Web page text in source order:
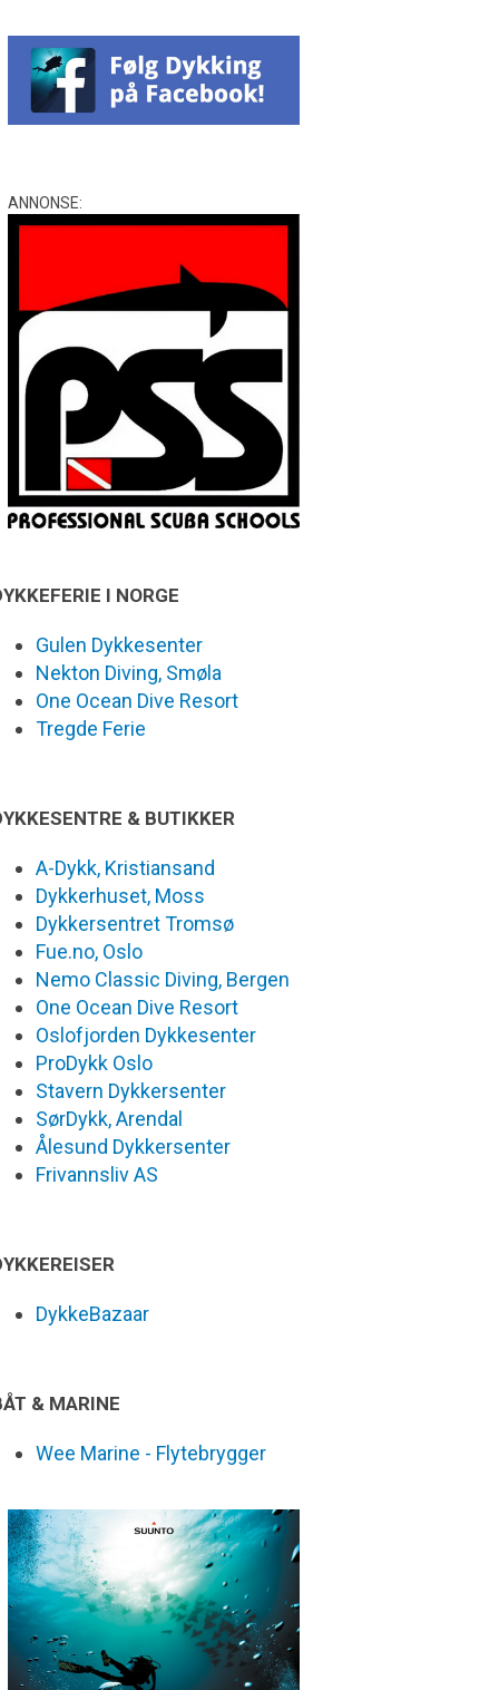
ANNONSE:
I NORGE
Gulen Dykkesenter
Nekton Diving, Smøla
One Ocean Dive Resort
Tregde Ferie
& BUTIKKER
A-Dykk, Kristiansand
Dykkerhuset, Moss
Dykkersentret Tromsø
Fue.no, Oslo
Nemo Classic Diving, Bergen
One Ocean Dive Resort
Oslofjorden Dykkesenter
ProDykk Oslo
Stavern Dykkersenter
SørDykk, Arendal
Ålesund Dykkersenter
Frivannsliv AS
DykkeBazaar
& MARINE
Wee Marine - Flytebrygger